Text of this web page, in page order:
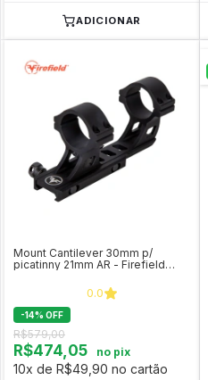
ADICIONAR
Mount Cantilever 30mm p/
picatinny 21mm AR - Firefield
0.0
-14% OFF
R$579,00
R$474,05 no pix
10x de R$49,90 no cartão